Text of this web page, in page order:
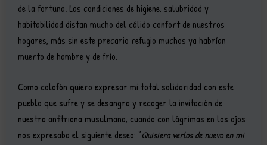
de la fortuna. Las condiciones de higiene, salubridad y
habitabilidad distan mucho del cálido confort de nuestros
hogares, más sin este precario refugio muchos ya habrían
muerto de hambre y de frío.
Como colofón quiero expresar mi total solidaridad con este
pueblo que sufre y se desangra y recoger la invitación de
nuestra anfitriona musulmana, cuando con lágrimas en los ojos
nos expresaba el siguiente deseo: “Quisiera verlos de nuevo en mi